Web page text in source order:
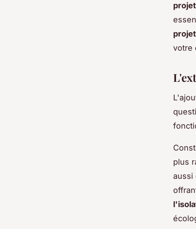
votre
plus
aussi